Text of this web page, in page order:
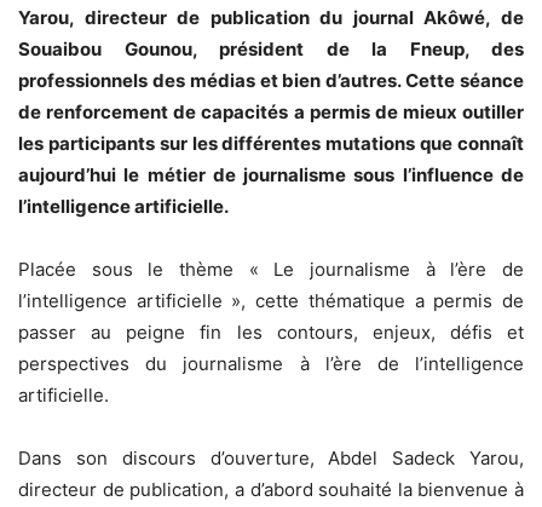
Yarou, directeur de publication du journal Akôwé, de
Souaibou Gounou, président de la Fneup, des
professionnels des médias et bien d’autres. Cette séance
de renforcement de capacités a permis de mieux outiller
les participants sur les différentes mutations que connaît
aujourd’hui le métier de journalisme sous l’influence de
l’intelligence artificielle.
Placée sous le thème « Le journalisme à l’ère de
l’intelligence artificielle », cette thématique a permis de
passer au peigne fin les contours, enjeux, défis et
perspectives du journalisme à l’ère de l’intelligence
artificielle.
Dans son discours d’ouverture, Abdel Sadeck Yarou,
directeur de publication, a d’abord souhaité la bienvenue à